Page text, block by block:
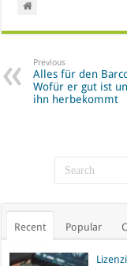
Previous
Alles für den
Wofür er gut ist
ihn herbekommt
Recent Popular